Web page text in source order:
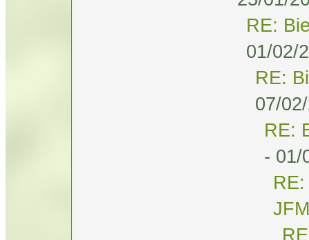
RE:
01/02/
RE:
07/
RE:
- 01/
JFM